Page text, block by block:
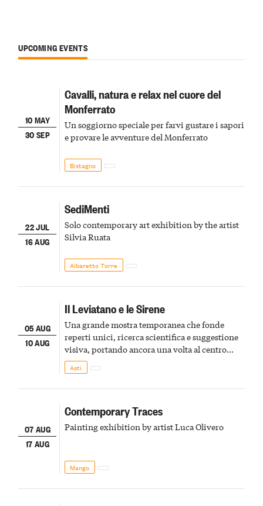
UPCOMING EVENTS
10 MAY
30 SEP
Cavalli, natura e relax nel cuore del
Monferrato
Un soggiorno speciale per farvi gustare i sapori
e provare le avventure del Monferrato
Bistagno
22 JUL
16 AUG
SediMenti
Solo contemporary art exhibition by the artist
Silvia Ruata
Albaretto Torre
05 AUG
10 AUG
Il Leviatano e le Sirene
Una grande mostra temporanea che fonde
reperti unici, ricerca scientifica e suggestione
visiva, portando ancora una volta al centro
della scena le meraviglie del passato astigiano
Asti
07 AUG
17 AUG
Contemporary Traces
Painting exhibition by artist Luca Olivero
Mango